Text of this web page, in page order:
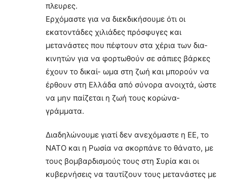
πλευρες.
Ερχόμαστε για να διεκδικήσουμε ότι οι
εκατοντάδες χιλιάδες πρόσφυγες και
μετανάστες που πέφτουν στα χέρια των δια-
κινητών για να φορτωθούν σε σάπιες βάρκες
έχουν το δικαί- ωμα στη ζωή και μπορούν να
έρθουν στη Ελλάδα από σύνορα ανοιχτά, ώστε
να μην παίζεται η ζωή τους κορώνα-
γράμματα.
Διαδηλώνουμε γιατί δεν ανεχόμαστε η ΕΕ, το
ΝΑΤΟ και η Ρωσία να σκορπάνε το θάνατο, με
τους βομβαρδισμούς τους στη Συρία και οι
κυβερνήσεις να ταυτίζουν τους μετανάστες με